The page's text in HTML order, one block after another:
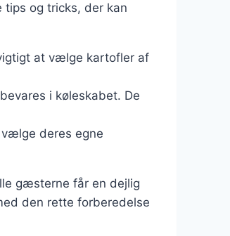
og tricks, der kan
at vælge kartofler af
i køleskabet. De
deres egne
gæsterne får en dejlig
den rette forberedelse